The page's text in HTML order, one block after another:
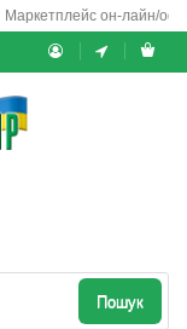
Маркетплейс он-лайн/
Пошук